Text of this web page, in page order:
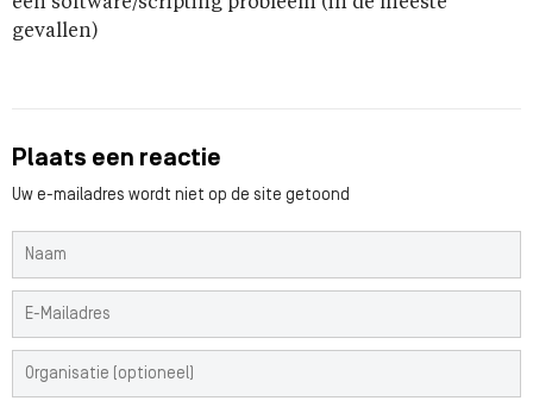
gevallen)
Plaats een reactie
Uw e-mailadres wordt niet op de site getoond